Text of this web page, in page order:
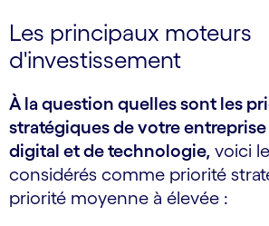
Les principaux moteurs
d'investissement
À la question quelles sont les
stratégiques de votre
digital et de technologie, voici
considérés comme priorité
priorité moyenne à élevée :